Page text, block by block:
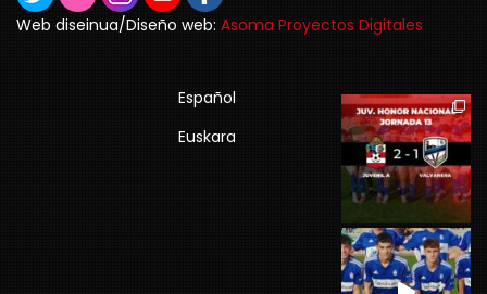
Web diseinua/Diseño web: Asoma Proyectos Digitales
Español
Euskara